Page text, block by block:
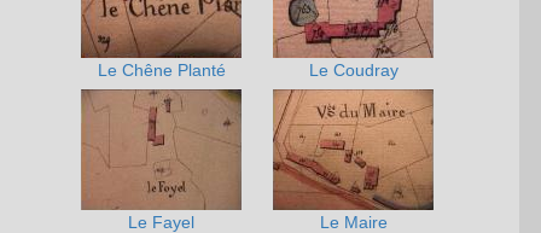
Le Chêne Planté Le Coudray
Le Fayel Le Maire